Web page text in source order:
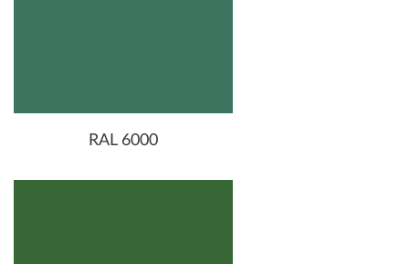
RAL 6000